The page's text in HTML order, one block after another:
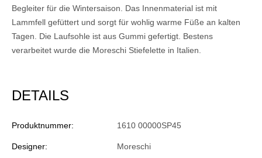
Begleiter für die Wintersaison. Das Innenmaterial ist mit
Lammfell gefüttert und sorgt für wohlig warme Füße an kalten
Tagen. Die Laufsohle ist aus Gummi gefertigt. Bestens
verarbeitet wurde die Moreschi Stiefelette in Italien.
DETAILS
Produktnummer: 1610 00000SP45
Designer: Moreschi